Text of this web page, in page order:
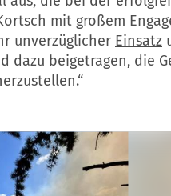
mit großem
unverzüglicher Einsatz
dazu beigetragen, die